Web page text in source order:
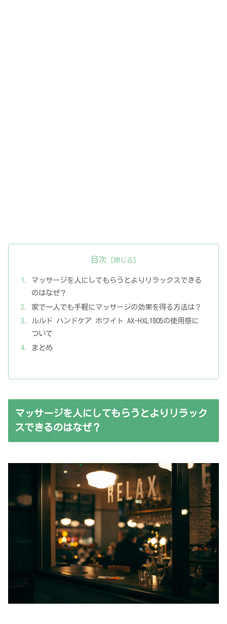
目次
マッサージを人にしてもらうとよりリラックスできる
のはなぜ？
家で一人でも手軽にマッサージの効果を得る方法は？
ルルド ハンドケア ホワイト AX-HXL1805の使用感に
ついて
まとめ
マッサージを人にしてもらうとよりリラック
スできるのはなぜ？